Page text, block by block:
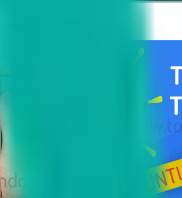
Terbaik di Indonesia